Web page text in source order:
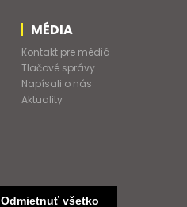
Odmietnuť všetko
MÉDIA
Kontakt pre médiá
Tlačové správy
Napísali o nás
Aktuality